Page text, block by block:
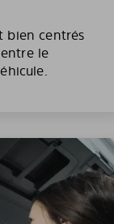
bien centrés
le